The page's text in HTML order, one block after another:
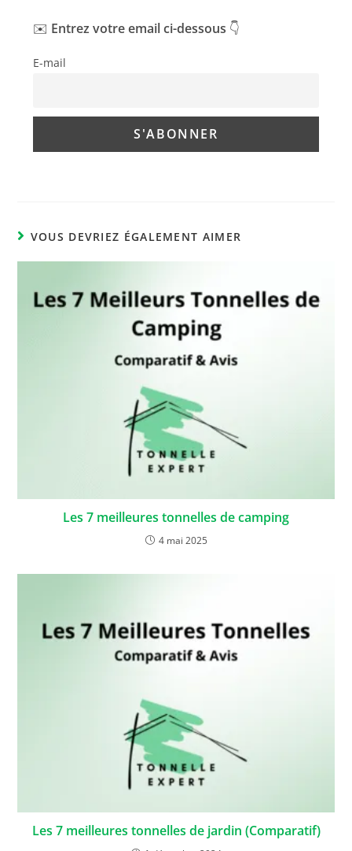
✉️ Entrez votre email ci-dessous 👇
E-mail
VOUS DEVRIEZ ÉGALEMENT AIMER
Les 7 meilleures tonnelles de camping
4 mai 2025
Les 7 meilleures tonnelles de jardin (Comparatif)